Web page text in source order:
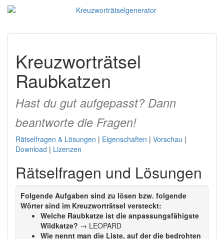
Kreuzworträtsel
Raubkatzen
Hast du gut aufgepasst? Dann
beantworte die Fragen!
Rätselfragen & Lösungen | Eigenschaften | Vorschau |
Download | Lizenzen
Rätselfragen und Lösungen
Folgende Aufgaben sind zu lösen bzw. folgende
Wörter sind im Kreuzworträtsel versteckt:
Welche Raubkatze ist die anpassungsfähigste
Wildkatze? → LEOPARD
Wie nennt man die Liste, auf der die bedrohten